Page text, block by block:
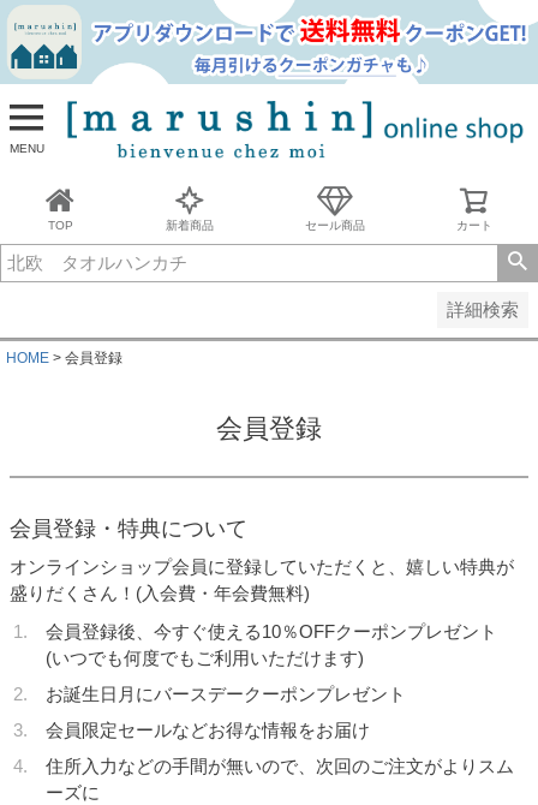
MENU
TOP 新着商品 セール商品 カート
詳細検索
並び順
新着順
古い順
価格が安い順
価格が高い順
キーワードヒット順
HOME 会員登録
会員登録
会員登録・特典について
オンラインショップ会員に登録していただくと、嬉しい特典が
盛りだくさん！(入会費・年会費無料)
会員登録後、今すぐ使える10％OFFクーポンプレゼント
(いつでも何度でもご利用いただけます)
お誕生日月にバースデークーポンプレゼント
会員限定セールなどお得な情報をお届け
住所入力などの手間が無いので、次回のご注文がよりスム
ーズに